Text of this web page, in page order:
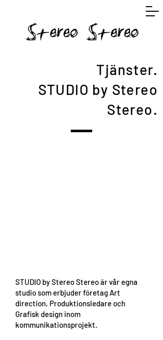
Tjänster.
STUDIO by Stereo
Stereo.
STUDIO by Stereo Stereo är vår egna
studio som erbjuder företag Art
direction, Produktionsledare och
Grafisk design inom
kommunikationsprojekt.